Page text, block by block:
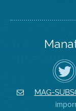
I-
ang
Air
sa
MAG-